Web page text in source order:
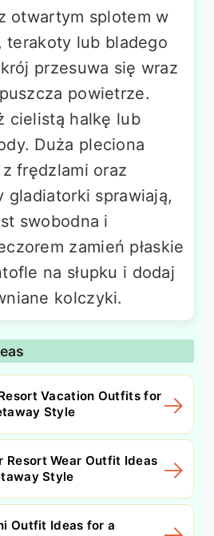
otwartym splotem w
terakoty lub bladego
przesuwa się wraz
powietrze.
cielistą halkę lub
Duża pleciona
frędzlami oraz
gladiatorki sprawiają,
swobodna i
zamień płaskie
na słupku i dodaj
kolczyki.
Vacation Outfits for
Style
Resort Wear Outfit Ideas
Style
Outfit Ideas for a